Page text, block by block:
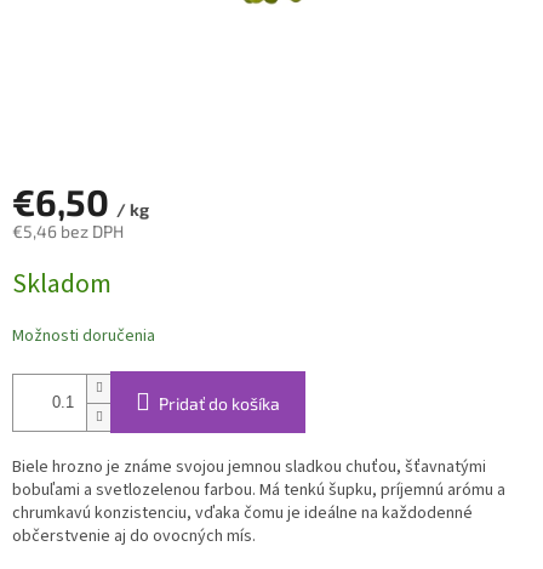
€6,50 / kg
€5,46 bez DPH
cena:
Skladom
Možnosti doručenia
Pridať do košíka
Biele hrozno je známe svojou jemnou sladkou chuťou, šťavnatými
bobuľami a svetlozelenou farbou. Má tenkú šupku, príjemnú arómu a
chrumkavú konzistenciu, vďaka čomu je ideálne na každodenné
občerstvenie aj do ovocných mís.